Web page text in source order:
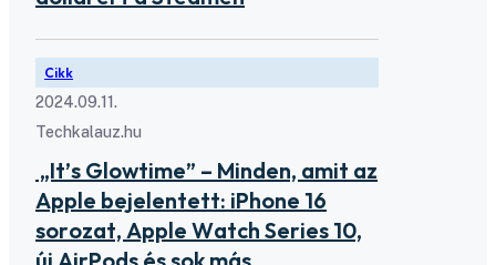
Cikk
2024.09.11.
Techkalauz.hu
„It’s Glowtime” – Minden, amit az
Apple bejelentett: iPhone 16
sorozat, Apple Watch Series 10,